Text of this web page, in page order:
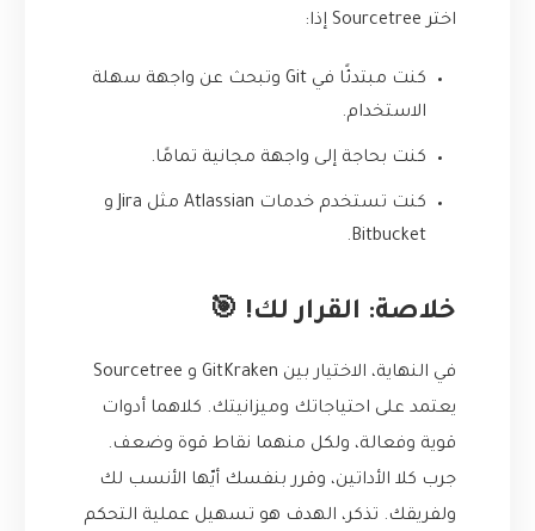
اختر Sourcetree إذا:
كنت مبتدئًا في Git وتبحث عن واجهة سهلة
الاستخدام.
كنت بحاجة إلى واجهة مجانية تمامًا.
كنت تستخدم خدمات Atlassian مثل Jira و
Bitbucket.
خلاصة: القرار لك! 🎯
في النهاية، الاختيار بين GitKraken و Sourcetree
يعتمد على احتياجاتك وميزانيتك. كلاهما أدوات
قوية وفعالة، ولكل منهما نقاط قوة وضعف.
جرب كلا الأداتين، وقرر بنفسك أيّها الأنسب لك
ولفريقك. تذكر، الهدف هو تسهيل عملية التحكم